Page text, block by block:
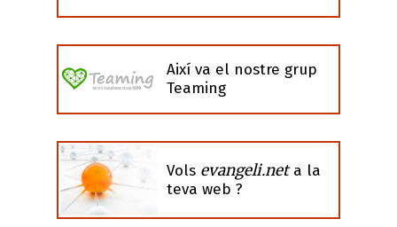
Així va el nostre grup
Teaming
Vols evangeli.neta la
teva web ?